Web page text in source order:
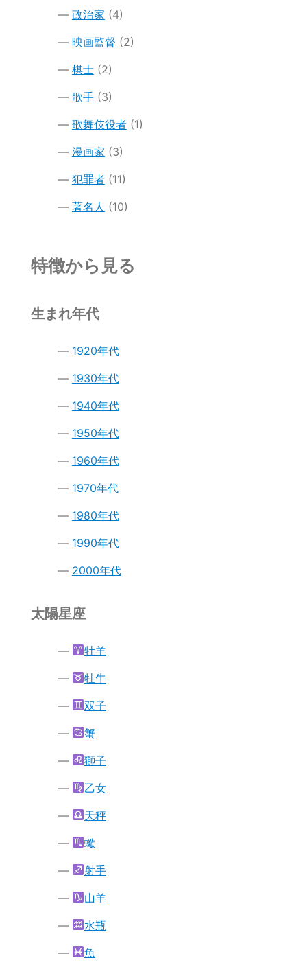
政治家 (4)
映画監督 (2)
棋士(2)
歌手(3)
歌舞伎役者(1)
漫画家 (3)
犯罪者(11)
著名人 (10)
特徴から見る
生まれ年代
1920年代
1930年代
1940年代
1950年代
1960年代
1970年代
1980年代
1990年代
2000年代
太陽星座
牡羊
牡牛
双子
蟹
獅子
乙女
天秤
蠍
射手
山羊
水瓶
魚